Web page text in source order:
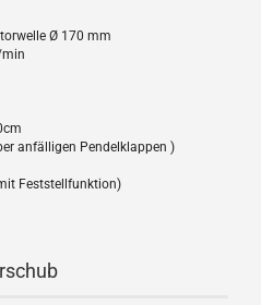
Ø 170 mm
min
anfälligen Pendelklappen )
Feststellfunktion)